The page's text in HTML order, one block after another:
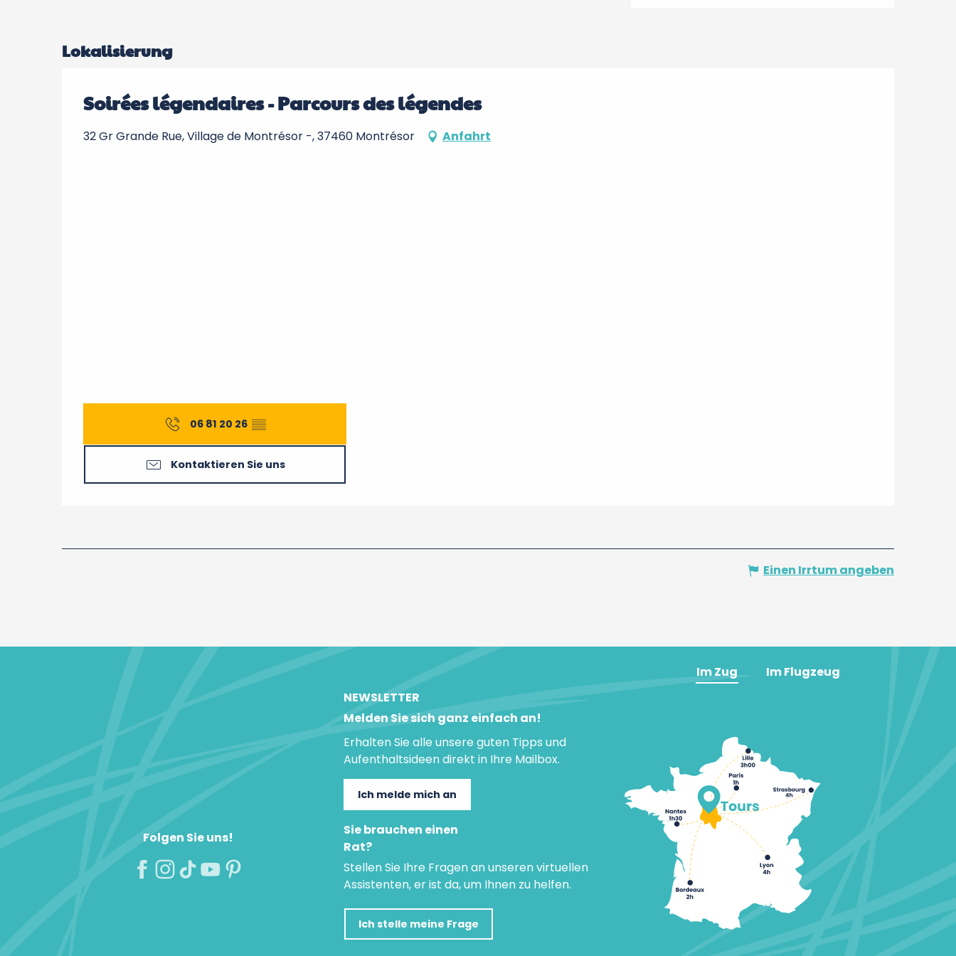
Lokalisierung
Soirées légendaires - Parcours des légendes
32 Gr Grande Rue, Village de Montrésor -, 37460 Montrésor Anfahrt
06 81 20 26 ▒▒
Kontaktieren Sie uns
Einen Irrtum angeben
Folgen Sie uns!
NEWSLETTER
Melden Sie sich ganz einfach an!
Erhalten Sie alle unsere guten Tipps und
Aufenthaltsideen direkt in Ihre Mailbox.
Ich melde mich an
Sie brauchen einen
Rat?
Stellen Sie Ihre Fragen an unseren virtuellen
Assistenten, er ist da, um Ihnen zu helfen.
Ich stelle meine Frage
Im Zug Im Flugzeug